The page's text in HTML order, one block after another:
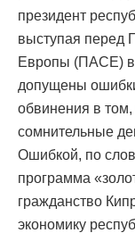
президент
выступая перед
Европы (ПАСЕ)
допущены
обвинения в
сомнительные
Ошибкой, по
программа
гражданство
экономику